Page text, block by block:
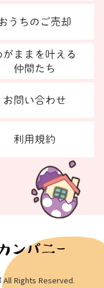
All Rights Reserved.